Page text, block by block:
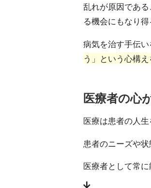
乱れが原因であ
る機会にもなり得
病気を治す手伝
う」という心構
医療者の心
医療は患者の人
患者のニーズや
医療者として常